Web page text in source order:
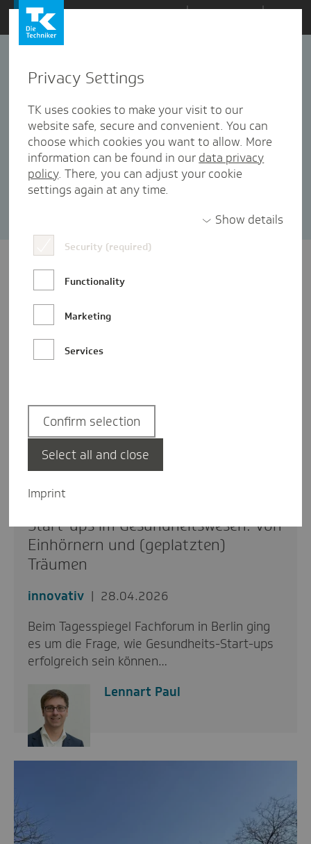
Zum
Inhalt
springen
innovativ
innovativ
192 Artikel in dieser Kategorie enthalten
Sortieren nach: Datum Popularität
Start-ups im Gesundheitswesen: Von
Einhörnern und (geplatzten)
Träumen
innovativ
28.04.2026
Beim Tagesspiegel Fachforum in Berlin ging
es um die Frage, wie Gesundheits-Start-ups
erfolgreich sein können…
Lennart Paul
Privacy Settings
TK uses cookies to make your visit to our
website safe, secure and convenient. You can
choose which cookies you want to allow. More
information can be found in our data privacy
policy. There, you can adjust your cookie
settings again at any time.
Show details
Security (required)
Functionality
Marketing
Services
Imprint
Confirm selection
Select all and close